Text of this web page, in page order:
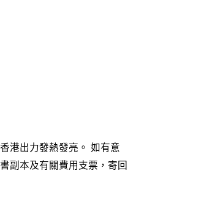
港出力發熱發亮。 如有意
副本及有關費用支票，寄回